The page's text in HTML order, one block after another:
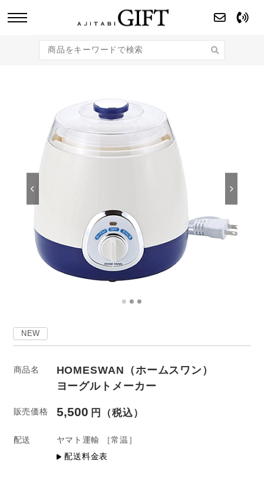
のギフト商品をご提案します。
NEW
商品名
HOMESWAN（ホームスワン）
ヨーグルトメーカー
販売価格 5,500
配送 ヤマト運輸
［常温］
配送料金表